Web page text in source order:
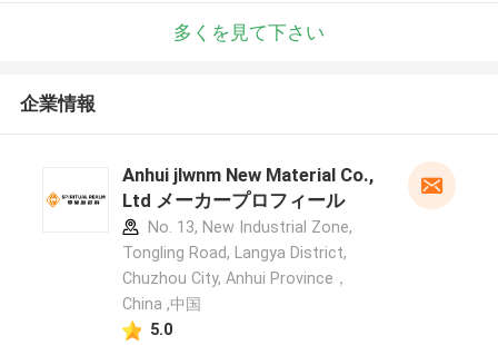
多くを見て下さい
企業情報
Anhui jlwnm New Material Co.,
Ltd メーカープロフィール
No. 13, New Industrial Zone,
Tongling Road, Langya District,
Chuzhou City, Anhui Province，
China ,中国
5.0